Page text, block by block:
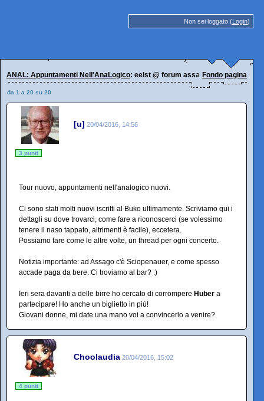
Non sei loggato (Login)
ANAL: Appuntamenti Nell'AnaLogico: eelst @ forum assago 29.04.2016
Fondo pagina
da 1 a 20 su 20
[u] 20/04/2016, 14:56
3 punti
Tour nuovo, appuntamenti nell'analogico nuovi.
Ci sono stati molti nuovi iscritti al Buko ultimamente. Scriviamo qui i
dettagli su dove trovarci, come fare a riconoscerci (se volessimo
tenere il naso tappato, altrimenti è facile), eccetera.
Possiamo fare come le altre volte, un thread per ogni concerto.
Notizia importante: ad Assago c'è Sciopenauer, e come spesso
accade paga da bere. Ci troviamo al bar? :)
Ieri sera davanti a delle birre ho cercato di corrompere Huber a
partecipare! Ho anche un biglietto in più!
Giovani donne, mi date una mano voi a convincerlo a venire?
Choolaudia 20/04/2016, 15:02
4 punti